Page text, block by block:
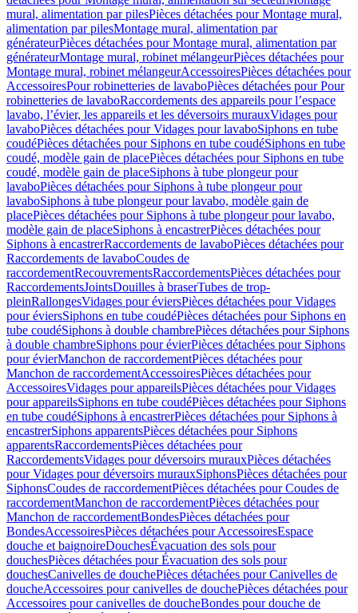
mural, alimentation par pilesPièces détachées pour Montage mural,
alimentation par pilesMontage mural, alimentation par
générateurPièces détachées pour Montage mural, alimentation par
générateurMontage mural, robinet mélangeurPièces détachées pour
Montage mural, robinet mélangeurAccessoiresPièces détachées pour
AccessoiresPour robinetteries de lavaboPièces détachées pour Pour
robinetteries de lavaboRaccordements des appareils pour l’espace
lavabo, l’évier, les appareils et les déversoirs murauxVidages pour
lavaboPièces détachées pour Vidages pour lavaboSiphons en tube
coudéPièces détachées pour Siphons en tube coudéSiphons en tube
coudé, modèle gain de placePièces détachées pour Siphons en tube
coudé, modèle gain de placeSiphons à tube plongeur pour
lavaboPièces détachées pour Siphons à tube plongeur pour
lavaboSiphons à tube plongeur pour lavabo, modèle gain de
placePièces détachées pour Siphons à tube plongeur pour lavabo,
modèle gain de placeSiphons à encastrerPièces détachées pour
Siphons à encastrerRaccordements de lavaboPièces détachées pour
Raccordements de lavaboCoudes de
raccordementRecouvrementsRaccordementsPièces détachées pour
RaccordementsJointsDouilles à braserTubes de trop-
pleinRallongesVidages pour éviersPièces détachées pour Vidages
pour éviersSiphons en tube coudéPièces détachées pour Siphons en
tube coudéSiphons à double chambrePièces détachées pour Siphons
à double chambreSiphons pour évierPièces détachées pour Siphons
pour évierManchon de raccordementPièces détachées pour
Manchon de raccordementAccessoiresPièces détachées pour
AccessoiresVidages pour appareilsPièces détachées pour Vidages
pour appareilsSiphons en tube coudéPièces détachées pour Siphons
en tube coudéSiphons à encastrerPièces détachées pour Siphons à
encastrerSiphons apparentsPièces détachées pour Siphons
apparentsRaccordementsPièces détachées pour
RaccordementsVidages pour déversoirs murauxPièces détachées
pour Vidages pour déversoirs murauxSiphonsPièces détachées pour
SiphonsCoudes de raccordementPièces détachées pour Coudes de
raccordementManchon de raccordementPièces détachées pour
Manchon de raccordementBondesPièces détachées pour
BondesAccessoiresPièces détachées pour AccessoiresEspace
douche et baignoireDouchesÉvacuation des sols pour
douchesPièces détachées pour Évacuation des sols pour
douchesCanivelles de douchePièces détachées pour Canivelles de
doucheAccessoires pour canivelles de douchePièces détachées pour
Accessoires pour canivelles de doucheBondes pour douche de